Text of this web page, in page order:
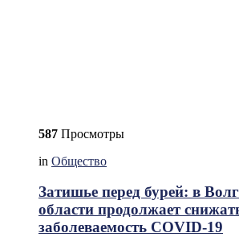
587 Просмотры
in Общество
Затишье перед бурей: в
области продолжает
заболеваемость COVID-19